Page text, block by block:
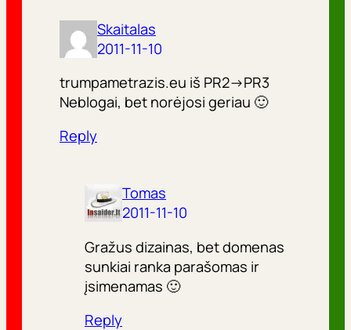
Skaitalas
2011-11-10
trumpametrazis.eu iš PR2->PR3
Neblogai, bet norėjosi geriau 🙂
Reply
Tomas
2011-11-10
Gražus dizainas, bet domenas
sunkiai ranka parašomas ir
įsimenamas 🙂
Reply